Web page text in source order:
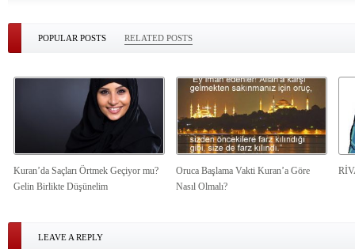
POPULAR POSTS RELATED POSTS
Kuran’da Saçları Örtmek Geçiyor mu?
Gelin Birlikte Düşünelim
Oruca Başlama Vakti Kuran’a Göre
Nasıl Olmalı?
LEAVE A REPLY